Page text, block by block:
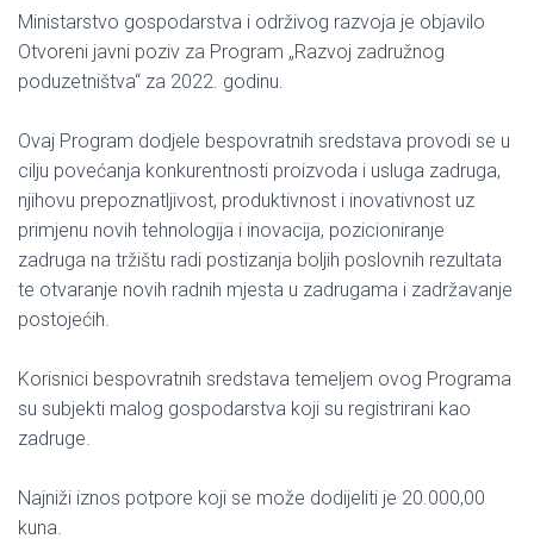
Ministarstvo gospodarstva i održivog razvoja je objavilo
Otvoreni javni poziv za Program „Razvoj zadružnog
poduzetništva“ za 2022. godinu.
Ovaj Program dodjele bespovratnih sredstava provodi se u
cilju povećanja konkurentnosti proizvoda i usluga zadruga,
njihovu prepoznatljivost, produktivnost i inovativnost uz
primjenu novih tehnologija i inovacija, pozicioniranje
zadruga na tržištu radi postizanja boljih poslovnih rezultata
te otvaranje novih radnih mjesta u zadrugama i zadržavanje
postojećih.
Korisnici bespovratnih sredstava temeljem ovog Programa
su subjekti malog gospodarstva koji su registrirani kao
zadruge.
Najniži iznos potpore koji se može dodijeliti je 20.000,00
kuna.